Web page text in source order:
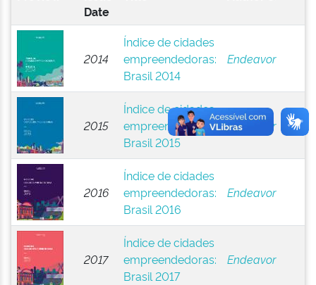
Date
2014
Índice de cidades
empreendedoras:
Brasil 2014
Endeavor
2015
Índice de cidades
empreendedoras:
Brasil 2015
Endeavor
2016
Índice de cidades
empreendedoras:
Brasil 2016
Endeavor
2017
Índice de cidades
empreendedoras:
Brasil 2017
Endeavor